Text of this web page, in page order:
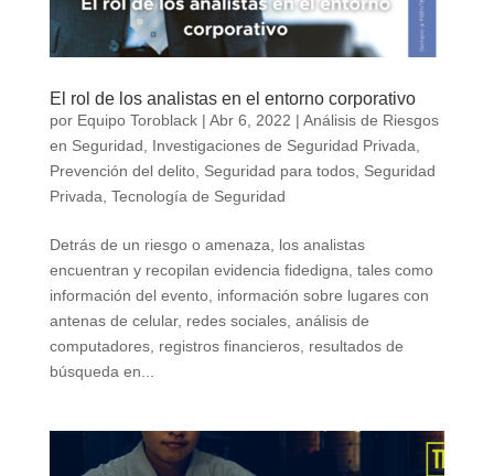
El rol de los analistas en el entorno corporativo
por Equipo Toroblack| Abr 6, 2022 | Análisis de Riesgos
en Seguridad
Investigaciones de Seguridad Privada
Prevención del delito, Seguridad para todos, Seguridad
Privada Tecnología de Seguridad
Detrás de un riesgo o amenaza, los analistas
encuentran y recopilan evidencia fidedigna, tales como
información del evento, información sobre lugares con
antenas de celular, redes sociales, análisis de
computadores, registros financieros, resultados de
búsqueda en...